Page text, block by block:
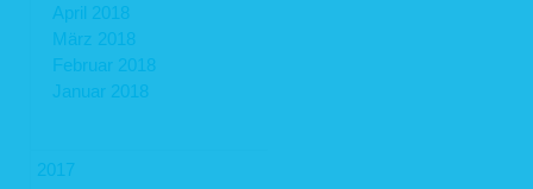
April 2018
März 2018
Februar 2018
Januar 2018
2017